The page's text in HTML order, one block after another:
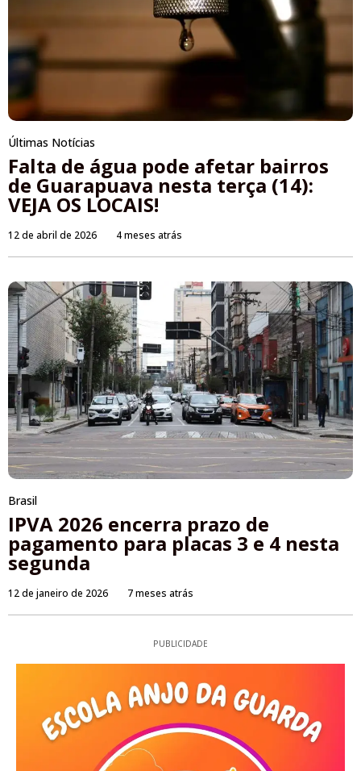
Últimas Notícias
Falta de água pode afetar bairros
de Guarapuava nesta terça (14):
VEJA OS LOCAIS!
12 de abril de 2026 4 meses atrás
Brasil
IPVA 2026 encerra prazo de
pagamento para placas 3 e 4 nesta
segunda
12 de janeiro de 2026 7 meses atrás
PUBLICIDADE